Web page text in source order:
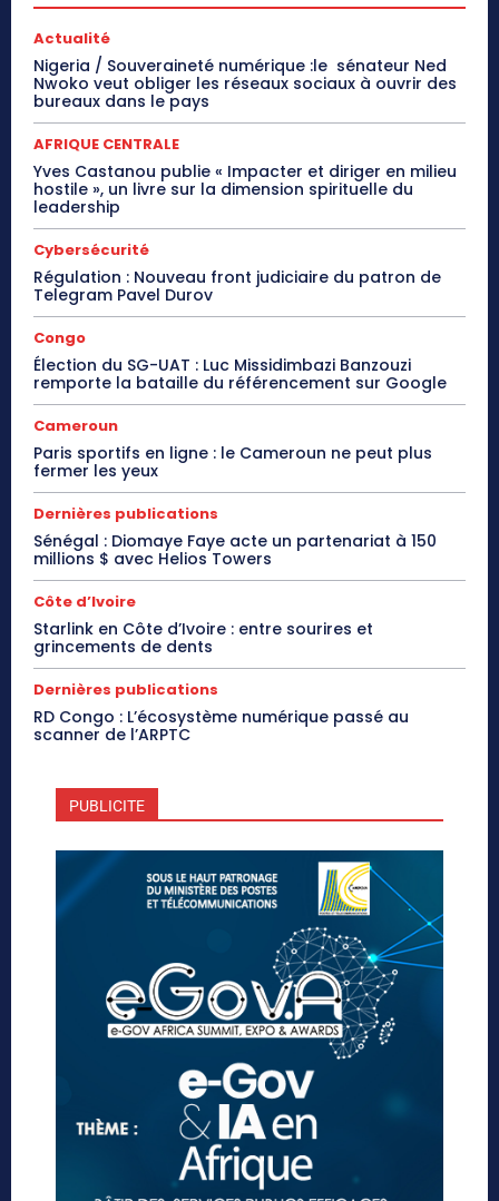
Actualité
Nigeria / Souveraineté numérique :le sénateur Ned
Nwoko veut obliger les réseaux sociaux à ouvrir des
bureaux dans le pays
AFRIQUE CENTRALE
Yves Castanou publie « Impacter et diriger en milieu
hostile », un livre sur la dimension spirituelle du
leadership
Cybersécurité
Régulation : Nouveau front judiciaire du patron de
Telegram Pavel Durov
Congo
Élection du SG-UAT : Luc Missidimbazi Banzouzi
remporte la bataille du référencement sur Google
Cameroun
Paris sportifs en ligne : le Cameroun ne peut plus
fermer les yeux
Dernières publications
Sénégal : Diomaye Faye acte un partenariat à 150
millions $ avec Helios Towers
Côte d’Ivoire
Starlink en Côte d’Ivoire : entre sourires et
grincements de dents
Dernières publications
RD Congo : L’écosystème numérique passé au
scanner de l’ARPTC
PUBLICITE